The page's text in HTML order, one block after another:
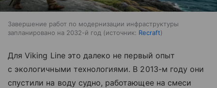
Завершение работ по модернизации инфраструктуры
запланировано на 2032-й год
источник: Recraft
Для Viking Line это далеко не первый опыт
с экологичными технологиями. В 2013-м году они
спустили на воду судно, работающее на смеси